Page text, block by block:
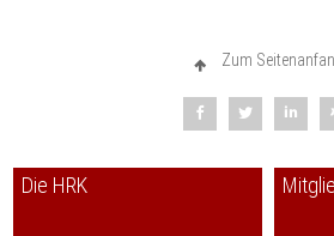
Projekts im März 2012 in Chile stattfand,
und lateinamerikanische Expertinnen und
Erfahrungsberichte aus Deutschland mit
Zum
Die HRK